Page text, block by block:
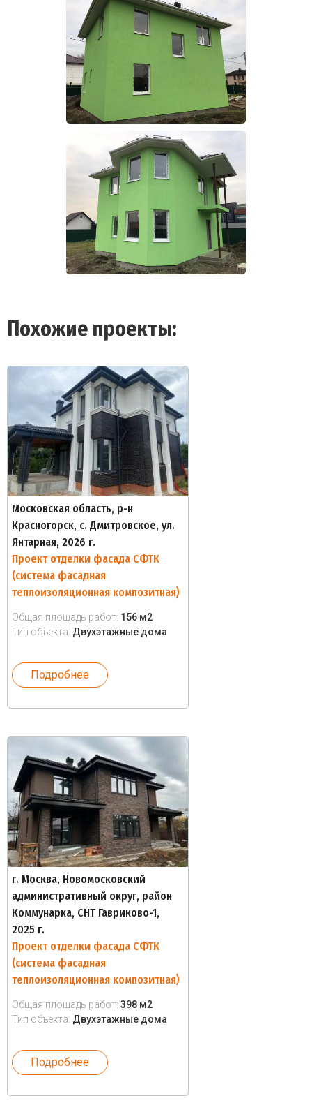
Похожие проекты:
Московская область, р-н
Красногорск, с. Дмитровское, ул.
Янтарная, 2026 г.
Проект отделки фасада СФТК
(система фасадная
теплоизоляционная композитная)
Общая площадь работ: 156 м2
Тип объекта: Двухэтажные дома
Подробнее
г. Москва, Новомосковский
административный округ, район
Коммунарка, СНТ Гавриково-1,
2025 г.
Проект отделки фасада СФТК
(система фасадная
теплоизоляционная композитная)
Общая площадь работ: 398 м2
Тип объекта: Двухэтажные дома
Подробнее